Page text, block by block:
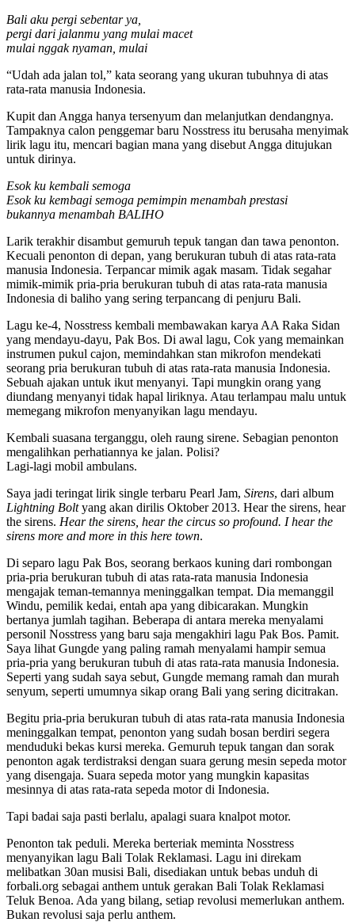
Bali aku pergi sebentar ya,
pergi dari jalanmu yang mulai macet
mulai nggak nyaman, mulai
“Udah ada jalan tol,” kata seorang yang ukuran tubuhnya di atas
rata-rata manusia Indonesia.
Kupit dan Angga hanya tersenyum dan melanjutkan dendangnya.
Tampaknya calon penggemar baru Nosstress itu berusaha menyimak
lirik lagu itu, mencari bagian mana yang disebut Angga ditujukan
untuk dirinya.
Esok ku kembali semoga
Esok ku kembagi semoga pemimpin menambah prestasi
bukannya menambah BALIHO
Larik terakhir disambut gemuruh tepuk tangan dan tawa penonton.
Kecuali penonton di depan, yang berukuran tubuh di atas rata-rata
manusia Indonesia. Terpancar mimik agak masam. Tidak segahar
mimik-mimik pria-pria berukuran tubuh di atas rata-rata manusia
Indonesia di baliho yang sering terpancang di penjuru Bali.
Lagu ke-4, Nosstress kembali membawakan karya AA Raka Sidan
yang mendayu-dayu, Pak Bos. Di awal lagu, Cok yang memainkan
instrumen pukul cajon, memindahkan stan mikrofon mendekati
seorang pria berukuran tubuh di atas rata-rata manusia Indonesia.
Sebuah ajakan untuk ikut menyanyi. Tapi mungkin orang yang
diundang menyanyi tidak hapal liriknya. Atau terlampau malu untuk
memegang mikrofon menyanyikan lagu mendayu.
Kembali suasana terganggu, oleh raung sirene. Sebagian penonton
mengalihkan perhatiannya ke jalan. Polisi?
Lagi-lagi mobil ambulans.
Saya jadi teringat lirik single terbaru Pearl Jam, Sirens, dari album
Lightning Boltyang akan dirilis Oktober 2013. Hear the sirens, hear
the sirens. Hear the sirens, hear the circus so profound. I hear the
sirens more and more in this here town.
Di separo lagu Pak Bos, seorang berkaos kuning dari rombongan
pria-pria berukuran tubuh di atas rata-rata manusia Indonesia
mengajak teman-temannya meninggalkan tempat. Dia memanggil
Windu, pemilik kedai, entah apa yang dibicarakan. Mungkin
bertanya jumlah tagihan. Beberapa di antara mereka menyalami
personil Nosstress yang baru saja mengakhiri lagu Pak Bos. Pamit.
Saya lihat Gungde yang paling ramah menyalami hampir semua
pria-pria yang berukuran tubuh di atas rata-rata manusia Indonesia.
Seperti yang sudah saya sebut, Gungde memang ramah dan murah
senyum, seperti umumnya sikap orang Bali yang sering dicitrakan.
Begitu pria-pria berukuran tubuh di atas rata-rata manusia Indonesia
meninggalkan tempat, penonton yang sudah bosan berdiri segera
menduduki bekas kursi mereka. Gemuruh tepuk tangan dan sorak
penonton agak terdistraksi dengan suara gerung mesin sepeda motor
yang disengaja. Suara sepeda motor yang mungkin kapasitas
mesinnya di atas rata-rata sepeda motor di Indonesia.
Tapi badai saja pasti berlalu, apalagi suara knalpot motor.
Penonton tak peduli. Mereka berteriak meminta Nosstress
menyanyikan lagu Bali Tolak Reklamasi. Lagu ini direkam
melibatkan 30an musisi Bali, disediakan untuk bebas unduh di
forbali.org sebagai anthem untuk gerakan Bali Tolak Reklamasi
Teluk Benoa. Ada yang bilang, setiap revolusi memerlukan anthem.
Bukan revolusi saja perlu anthem.